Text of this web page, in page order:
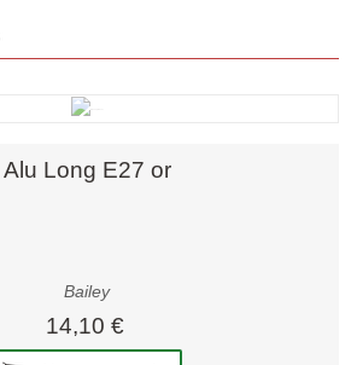
Alu Long E27 or
Bailey
14,10 €